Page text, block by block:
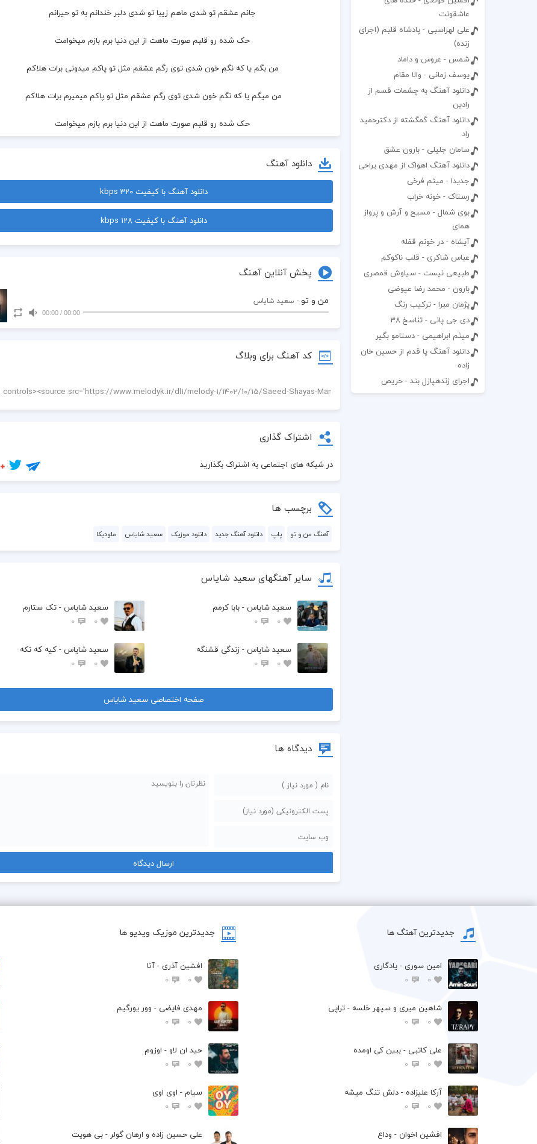
عاشقونت
علی لهراسبی - پادشاه قلبم (اجرای
زنده)
شمس - عروس و داماد
یوسف زمانی - والا مقام
دانلود آهنگ به چشمات قسم از
رادین
دانلود آهنگ گمگشته از دکترحمید
راد
سامان جلیلی - بارون عشق
دانلود آهنگ اهواک از مهدی یراحی
جدیدا - میثم فرخی
رستاک - خونه خراب
بوی شمال - مسیح و آرش و پرواز
همای
آیشاه - در خونم قفله
عباس شاکری - قلب ناکوکم
طبیعی نیست - سیاوش قمصری
بارون - محمد رضا عیوضی
پژمان مبرا - ترکیب رنگ
دی جی پانی - تناسخ 38
میثم ابراهیمی - دستامو بگیر
دانلود آهنگ پا قدم از حسین خان
زاده
اجرای زندهپازل بند - حریص
جانم عشقم تو شدی ماهم زیبا تو شدی دلبر خندانم به تو حیرانم
حک شده رو قلبم صورت ماهت از این دنیا برم بازم میخوامت
من بگم یا که نگم خون شدی توی رگم عشقم مثل تو پاکم میدونی برات هلاکم
من میگم یا که نگم خون شدی توی رگم عشقم مثل تو پاکم میمیرم برات هلاکم
حک شده رو قلبم صورت ماهت از این دنیا برم بازم میخوامت
زیباترین گلم شدی حالا که پر و بالم شدی محو چشماتم جانم فداتم
حک شده رو قلبم صورت ماهت از این دنیا برم بازم میخوامت
میخوام بازم صدات کنم برگردی و نگات کنم دل به توبستم عاشقت هستم
دانلود آهنگ
دانلود آهنگ با کیفیت 320 kbps
دانلود آهنگ با کیفیت 128 kbps
پخش آنلاین آهنگ
من و تو - سعید شایاس
00:00
/
00:00
کد آهنگ برای وبلاگ
اشتراک گذاری
در شبکه های اجتماعی به اشتراک بگذارید
برچسب ها
آهنگ من و تو پاپ دانلود آهنگ جدید دانلود موزیک سعید شایاس ملودیکا
سایر آهنگهای سعید شایاس
سعید شایاس - بابا کرمم
0
0
سعید شایاس - تک ستارم
0
0
سعید شایاس - زندگی قشنگه
0
0
سعید شایاس - کیه که تکه
0
0
صفحه اختصاصی سعید شایاس
دیدگاه ها
جدیدترین آهنگ ها
امین سوری - یادگاری
0
0
شاهین میری و سپهر خلسه - تراپی
0
0
علی کاتبی - ببین کی اومده
0
0
آرکا علیزاده - دلش تنگ میشه
0
0
افشين اخوان - وداع
جدیدترین موزیک ویدیو ها
افشین آذری - آنا
0
0
مهدی فایضی - وور یورگیم
0
0
حید ان لاو - اوزوم
0
0
سیام - اوی اوی
0
0
علی حسین زاده و ارهان گولر - بی هویت